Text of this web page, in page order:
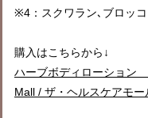
※4：スクワラン､ブロッ
購入はこちらから↓
ハーブボディローショ
Mall / ザ・ヘルスケアモー